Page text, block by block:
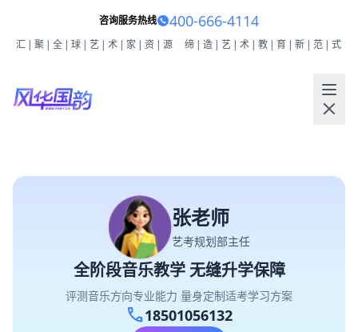
咨询服务热线 400-666-4114
汇|聚|全|球|艺|术|家|资|源 缔|造|艺|术|教|育|新|范|式
张老师
艺考规划部主任
全阶段音乐教学 无缝升学保障
评测音乐方向专业能力 量身定制适考学习方案
call18501056132